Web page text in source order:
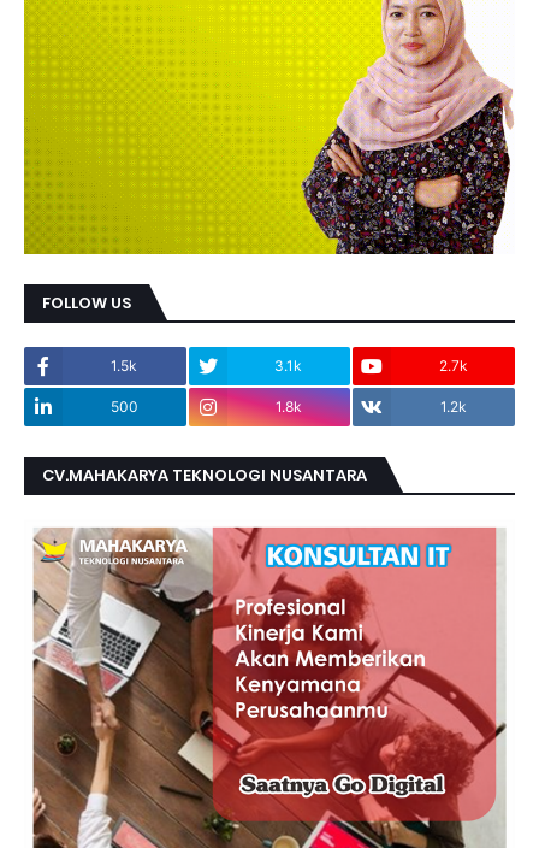
FOLLOW US
1.5k 3.1k 2.7k
500 1.8k 1.2k
CV.MAHAKARYA TEKNOLOGI NUSANTARA